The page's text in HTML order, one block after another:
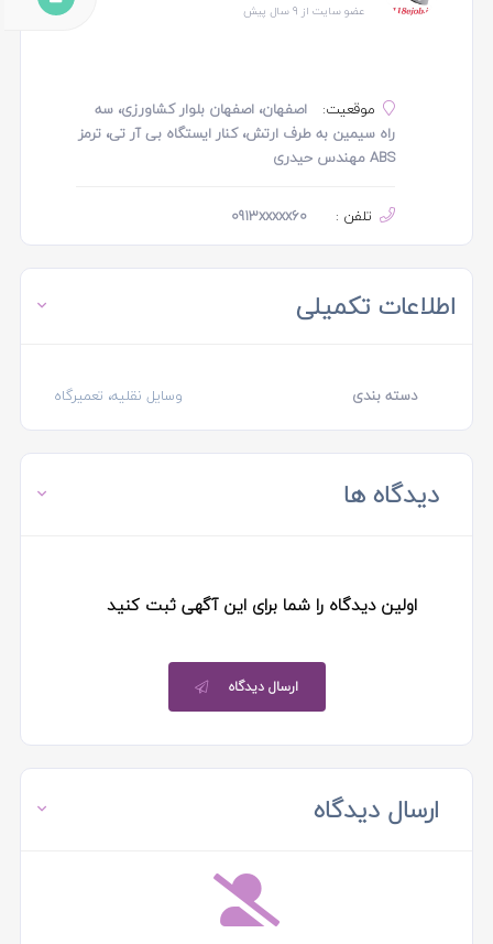
عضو سایت از 9 سال پیش
موقعیت:
اصفهان، اصفهان بلوار کشاورزی، سه
راه سیمین به طرف ارتش، کنار ایستگاه بی آر تی، ترمز
ABS مهندس حیدری
تلفن : 0913xxxxx60
اطلاعات تکمیلی
دسته بندی وسایل نقلیه، تعمیرگاه
دیدگاه ها
اولین دیدگاه را شما برای این آگهی ثبت کنید
ارسال دیدگاه
ارسال دیدگاه